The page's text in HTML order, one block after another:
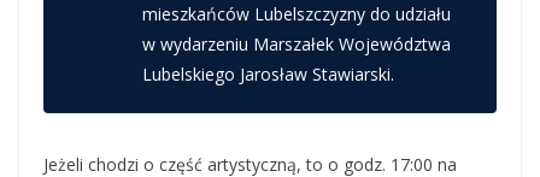
mieszkańców Lubelszczyzny do udziału
w wydarzeniu Marszałek Województwa
Lubelskiego Jarosław Stawiarski.
Jeżeli chodzi o część artystyczną, to o godz. 17:00 na